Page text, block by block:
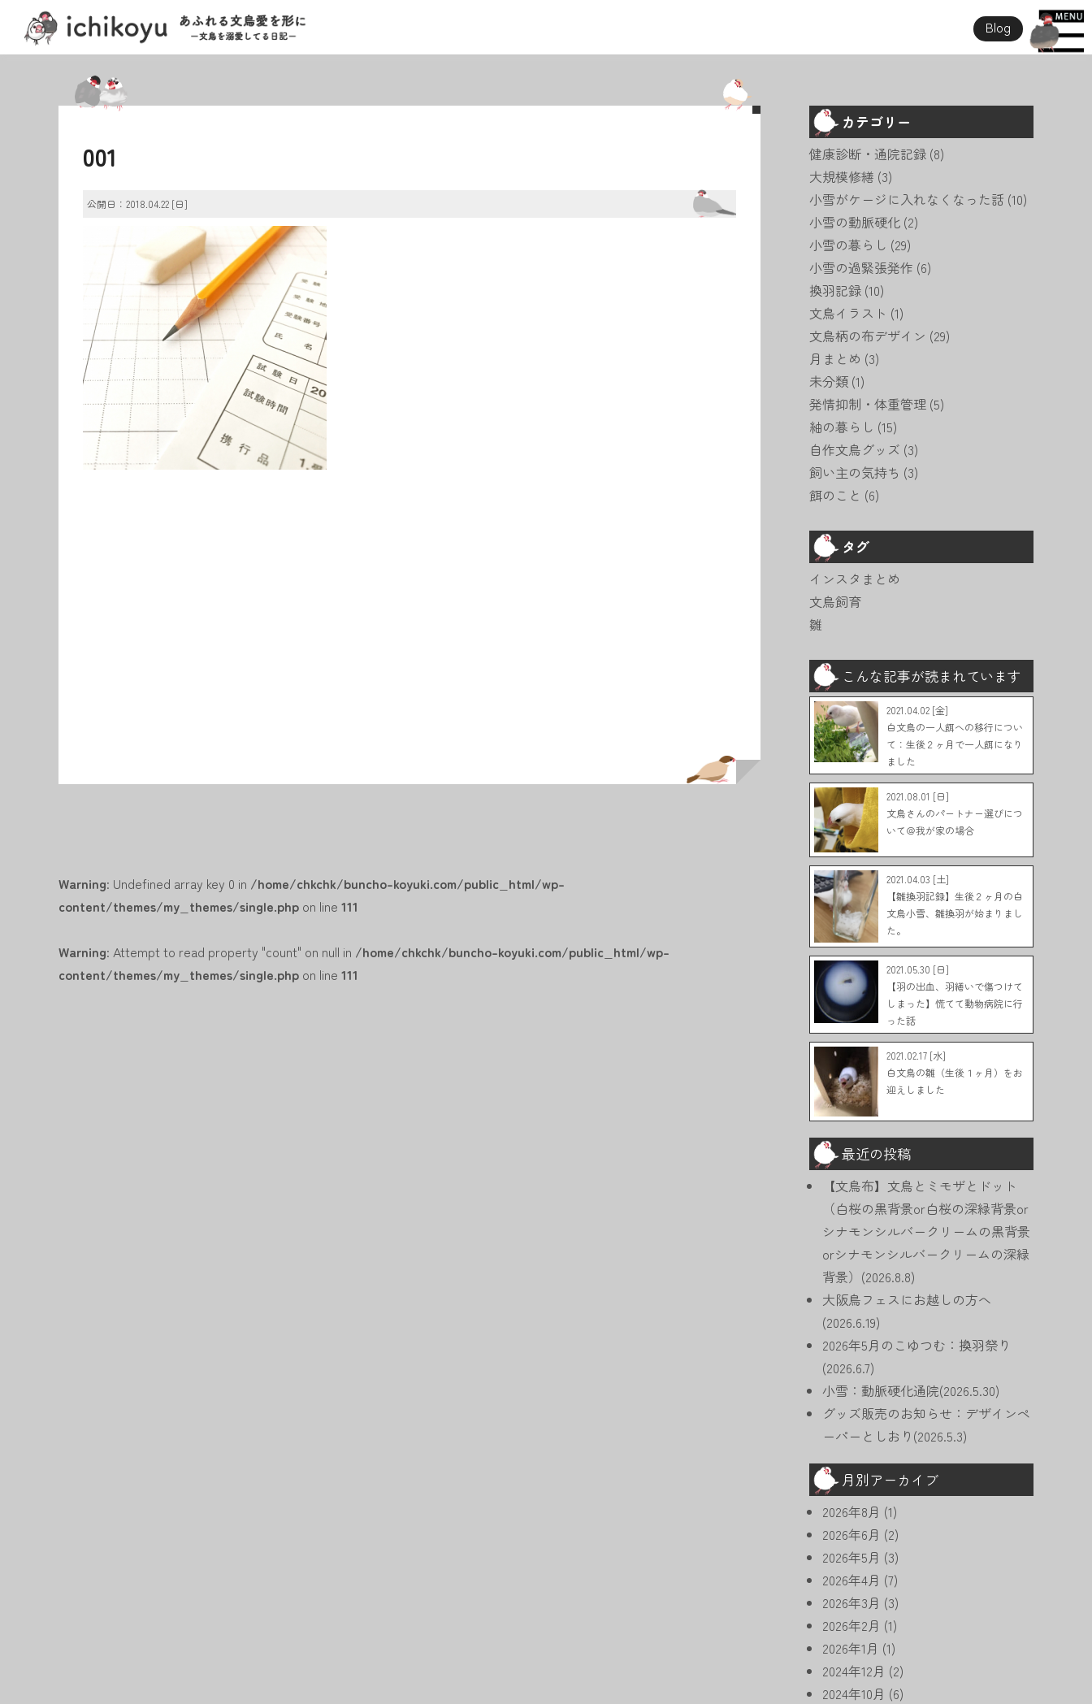
Blog
001
公開日：2018.04.22 [日]
Warning: Undefined array key 0 in /home/chkchk/buncho-koyuki.com/public_html/wp-
content/themes/my_themes/single.php on line 111
Warning: Attempt to read property "count" on null in /home/chkchk/buncho-koyuki.com/public_html/wp-
content/themes/my_themes/single.php on line 111
カテゴリー
健康診断・通院記録 (8)
大規模修繕 (3)
小雪がケージに入れなくなった話 (10)
小雪の動脈硬化 (2)
小雪の暮らし (29)
小雪の過緊張発作 (6)
換羽記録 (10)
文鳥イラスト (1)
文鳥柄の布デザイン (29)
月まとめ (3)
未分類 (1)
発情抑制・体重管理 (5)
紬の暮らし (15)
自作文鳥グッズ (3)
飼い主の気持ち (3)
餌のこと (6)
タグ
インスタまとめ
文鳥飼育
雛
こんな記事が読まれています
2021.04.02 [金]
白文鳥の一人餌への移行につい
て：生後２ヶ月で一人餌になり
ました
2021.08.01 [日]
文鳥さんのパートナー選びにつ
いて＠我が家の場合
2021.04.03 [土]
【雛換羽記録】生後２ヶ月の白
文鳥小雪、雛換羽が始まりまし
た。
2021.05.30 [日]
【羽の出血、羽繕いで傷つけて
しまった】慌てて動物病院に行
った話
2021.02.17 [水]
白文鳥の雛（生後１ヶ月）をお
迎えしました
最近の投稿
【文鳥布】文鳥とミモザとドット
（白桜の黒背景or白桜の深緑背景or
シナモンシルバークリームの黒背景
orシナモンシルバークリームの深緑
背景）(2026.8.8)
大阪鳥フェスにお越しの方へ
(2026.6.19)
2026年5月のこゆつむ：換羽祭り
(2026.6.7)
小雪：動脈硬化通院(2026.5.30)
グッズ販売のお知らせ：デザインペ
ーパーとしおり(2026.5.3)
月別アーカイブ
2026年8月 (1)
2026年6月 (2)
2026年5月 (3)
2026年4月 (7)
2026年3月 (3)
2026年2月 (1)
2026年1月 (1)
2024年12月 (2)
2024年10月 (6)